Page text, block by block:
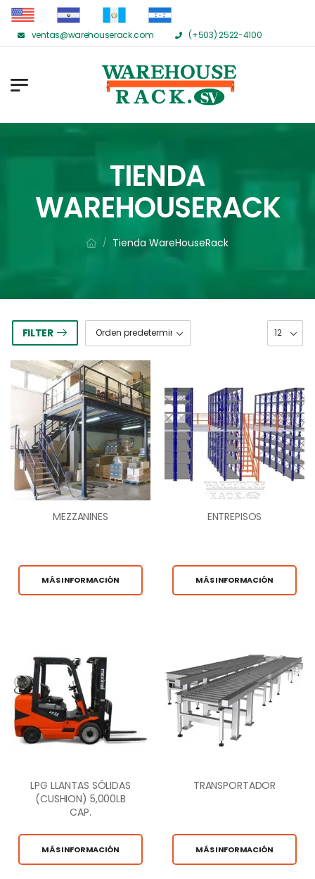
ventas@warehouserack.com (+503) 2522-4100
TIENDA
WAREHOUSERACK
/ Tienda WareHouseRack
FILTER
MEZZANINES
MÁS INFORMACIÓN
ENTREPISOS
MÁS INFORMACIÓN
LPG LLANTAS SÓLIDAS
(CUSHION) 5,000LB
CAP.
MÁS INFORMACIÓN
TRANSPORTADOR
MÁS INFORMACIÓN